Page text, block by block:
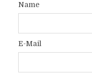
Name
E-Mail